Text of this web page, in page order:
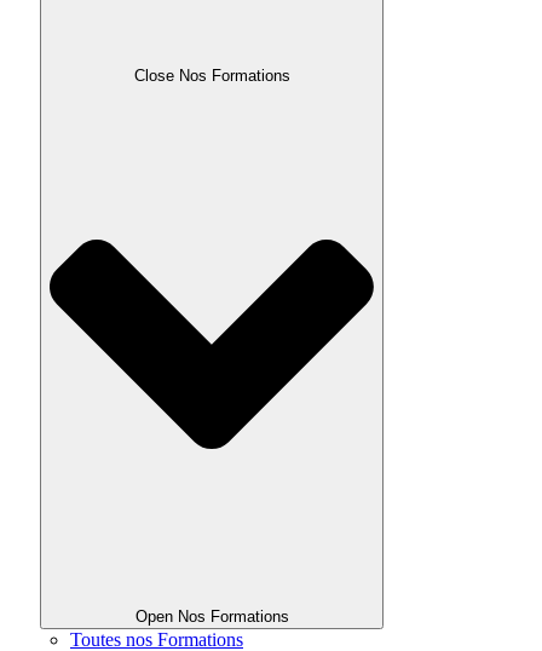
Close Nos Formations
Open Nos Formations
Toutes nos Formations